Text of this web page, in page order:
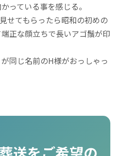
っている事を感じる。
せてもらったら昭和の初めの
正な顔立ちで長いアゴ鬚が印
同じ名前のH様がおっしゃっ